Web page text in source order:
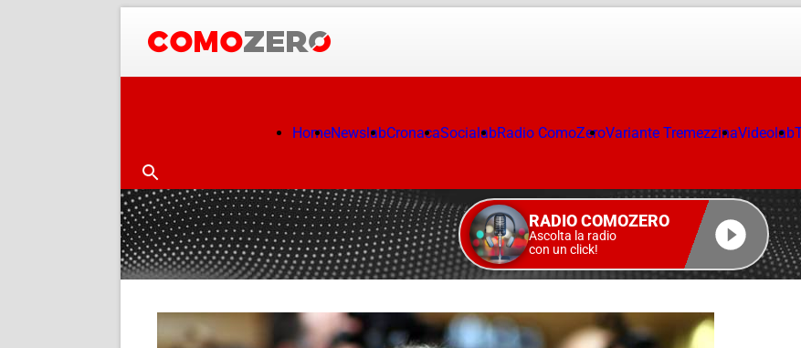
HomeNewslabCronacaSocialabRadio ComoZeroVariante TremezzinaVideolab
RADIO COMOZERO
Ascolta la radio
con un click!